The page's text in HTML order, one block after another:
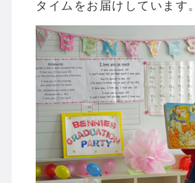
タイムをお届けしています。